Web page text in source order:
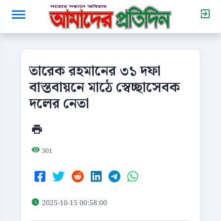
তারেক রহমানের ৩১ দফা
বাস্তবায়নে মাঠে স্বেচ্ছাসেবক
দলের নেতা
301
2025-10-15 00:58:00